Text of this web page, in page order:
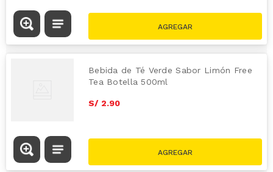
Bebida de Té Verde Sabor Limón Free
Tea Botella 500ml
S/ 2.90